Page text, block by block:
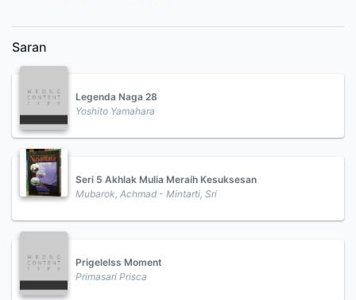
Saran
Legenda Naga 28
Yoshito Yamahara
Seri 5 Akhlak Mulia Meraih Kesuksesan
Mubarok, Achmad - Mintarti, Sri
Prigelelss Moment
Primasari Prisca